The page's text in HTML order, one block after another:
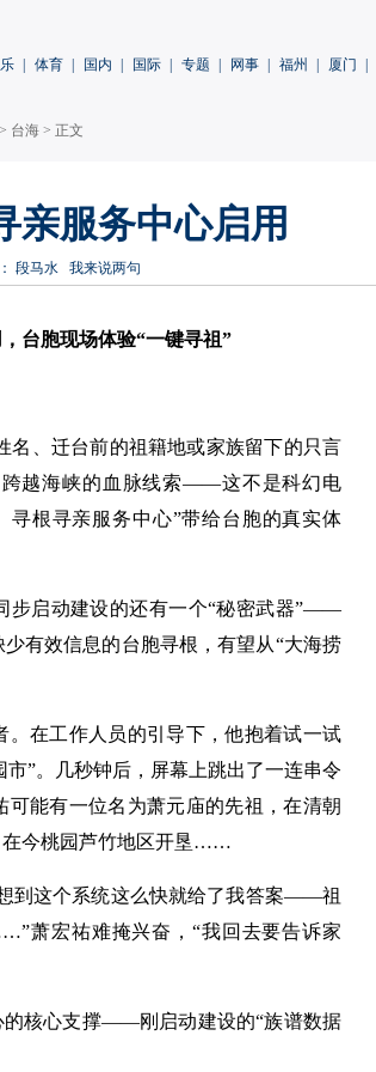
体育 国内 国际 专题 网事 福州 厦门
> 台海 > 正文
亲服务中心启用
段马水 我来说两句
台胞现场体验“一键寻祖”
名、迁台前的祖籍地或家族留下的只言
跨越海峡的血脉线索——这不是科幻电
寻根寻亲服务中心”带给台胞的真实体
步启动建设的还有一个“秘密武器”——
有效信息的台胞寻根，有望从“大海捞
在工作人员的引导下，他抱着试一试
”。几秒钟后，屏幕上跳出了一连串令
能有一位名为萧元庙的先祖，在清朝
在今桃园芦竹地区开垦……
到这个系统这么快就给了我答案——祖
萧宏祐难掩兴奋，“我回去要告诉家
的核心支撑——刚启动建设的“族谱数据